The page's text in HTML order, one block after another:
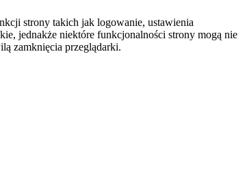
strony takich jak logowanie, ustawienia
jednakże niektóre funkcjonalności strony mogą nie
zamknięcia przeglądarki.